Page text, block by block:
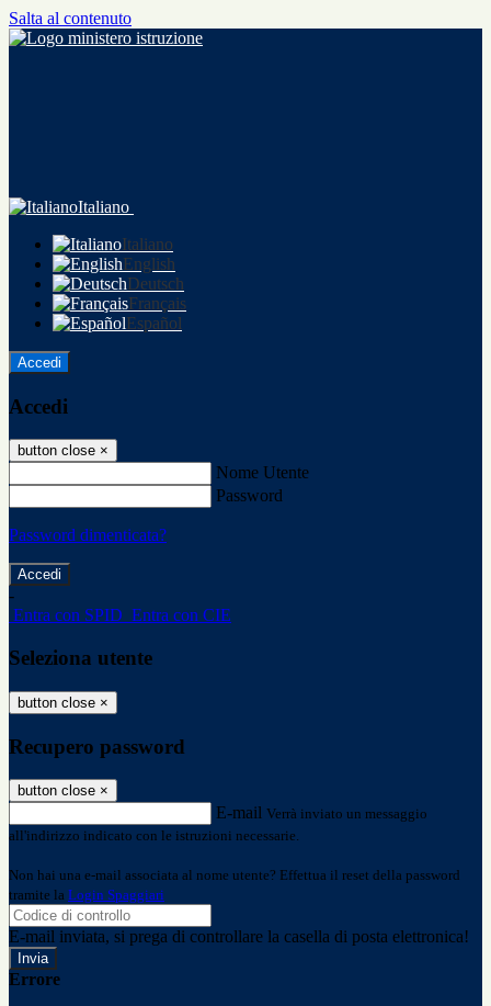
Salta al contenuto
Italiano
Italiano
English
Deutsch
Français
Español
Accedi
Accedi
button close ×
Nome Utente
Password
Password dimenticata?
-
Entra con SPID Entra con CIE
Seleziona utente
button close ×
Recupero password
button close ×
E-mail Verrà inviato un messaggio
all'indirizzo indicato con le istruzioni necessarie.
Non hai una e-mail associata al nome utente? Effettua il reset della password
tramite la Login Spaggiari
E-mail inviata, si prega di controllare la casella di posta elettronica!
Errore